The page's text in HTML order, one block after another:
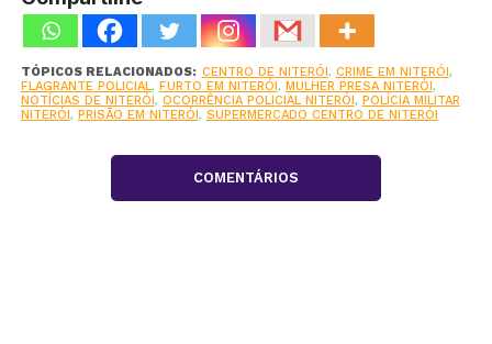
TÓPICOS RELACIONADOS: CENTRO DE NITERÓI , CRIME EM NITERÓI ,
FLAGRANTE POLICIAL, FURTO EM NITERÓI , MULHER PRESA NITERÓI ,
NOTÍCIAS DE NITERÓI , OCORRÊNCIA POLICIAL NITERÓI , POLÍCIA MILITAR
NITERÓI , PRISÃO EM NITERÓI , SUPERMERCADO CENTRO DE NITERÓI
COMENTÁRIOS